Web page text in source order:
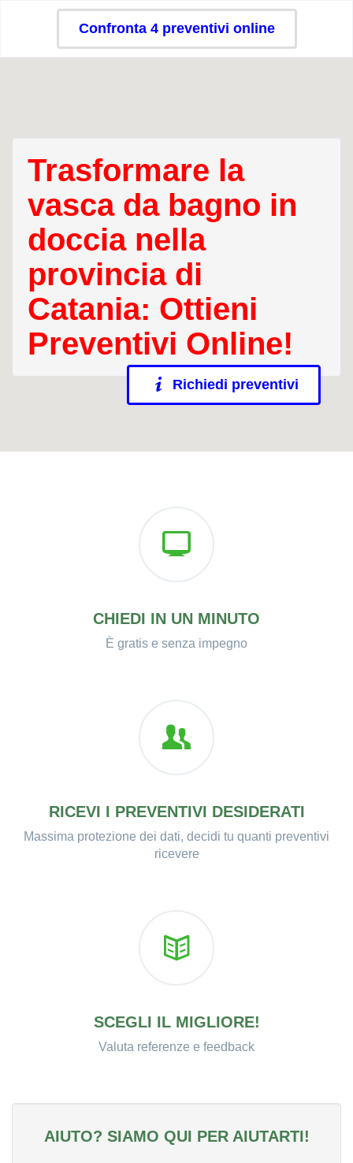
Confronta 4 preventivi online
Trasformare la
vasca da bagno in
doccia nella
provincia di
Catania: Ottieni
Preventivi Online!
Richiedi preventivi
CHIEDI IN UN MINUTO
È gratis e senza impegno
RICEVI I PREVENTIVI DESIDERATI
Massima protezione dei dati, decidi tu quanti preventivi
ricevere
SCEGLI IL MIGLIORE!
Valuta referenze e feedback
AIUTO? SIAMO QUI PER AIUTARTI!